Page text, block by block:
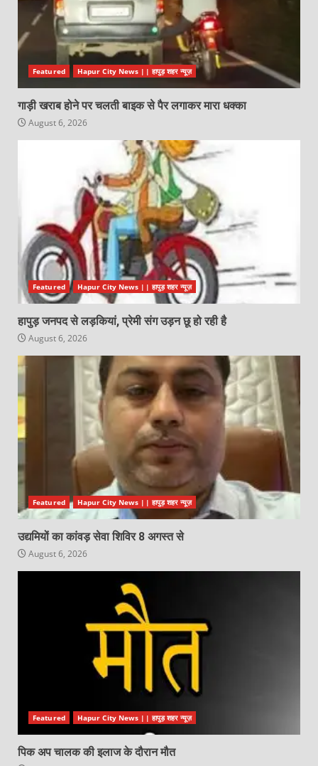
Featured Hapur City News || हापुड़ शहर न्यूज़
गाड़ी खराब होने पर चलती बाइक से पैर लगाकर मारा धक्का
August 6, 2026
Featured Hapur City News || हापुड़ शहर न्यूज़
हापुड़ जनपद से लड़कियां, प्रेमी संग उड़न छू हो रही है
August 6, 2026
Featured Hapur City News || हापुड़ शहर न्यूज़
उद्यमियों का कांवड़ सेवा शिविर 8 अगस्त से
August 6, 2026
Featured Hapur City News || हापुड़ शहर न्यूज़
पिक अप चालक की इलाज के दौरान मौत